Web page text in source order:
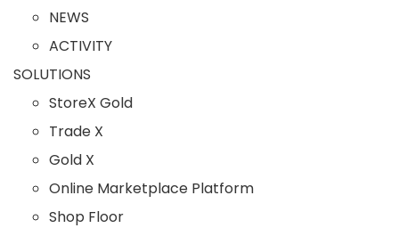
NEWS
ACTIVITY
SOLUTIONS
StoreX Gold
Trade X
Gold X
Online Marketplace Platform
Shop Floor